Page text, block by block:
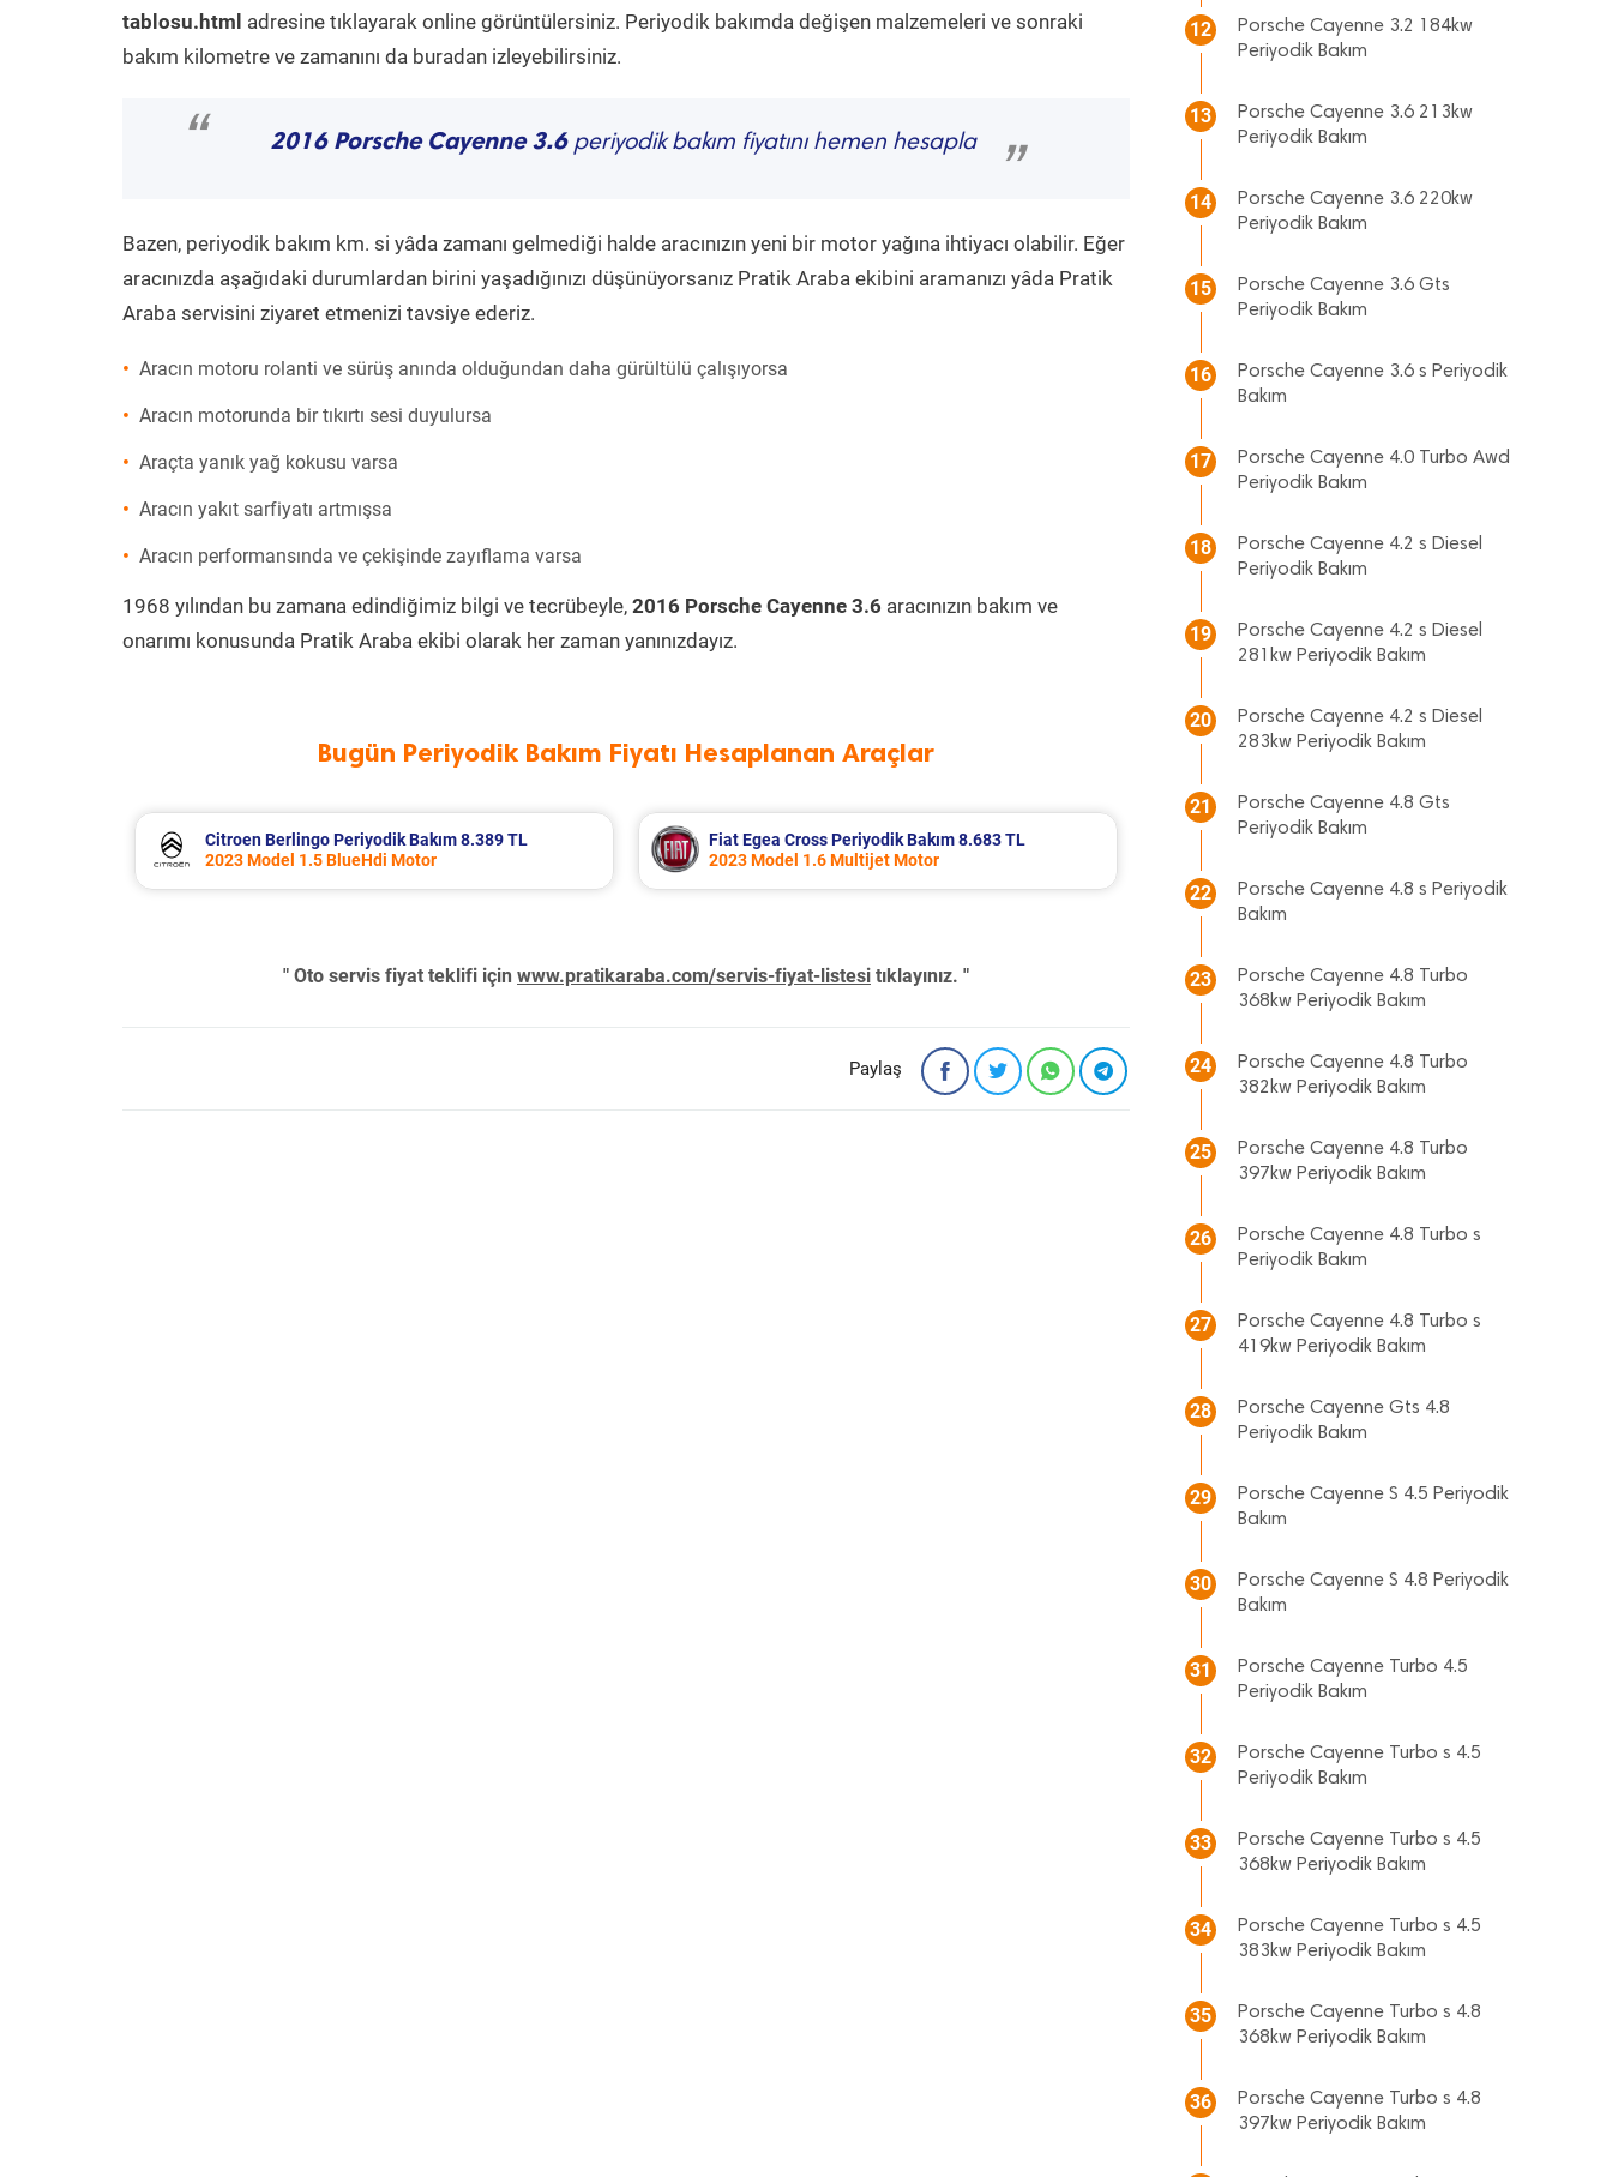
tablosu.html adresine tıklayarak online görüntülersiniz. Periyodik bakımda değişen malzemeleri ve sonraki
bakım kilometre ve zamanını da buradan izleyebilirsiniz.
“ 2016 Porsche Cayenne 3.6periyodik bakım fiyatını hemen hesapla
”
Bazen, periyodik bakım km. si yâda zamanı gelmediği halde aracınızın yeni bir motor yağına ihtiyacı olabilir. Eğer
aracınızda aşağıdaki durumlardan birini yaşadığınızı düşünüyorsanız Pratik Araba ekibini aramanızı yâda Pratik
Araba servisini ziyaret etmenizi tavsiye ederiz.
Aracın motoru rolanti ve sürüş anında olduğundan daha gürültülü çalışıyorsa
Aracın motorunda bir tıkırtı sesi duyulursa
Araçta yanık yağ kokusu varsa
Aracın yakıt sarfiyatı artmışsa
Aracın performansında ve çekişinde zayıflama varsa
1968 yılından bu zamana edindiğimiz bilgi ve tecrübeyle, 2016 Porsche Cayenne 3.6 aracınızın bakım ve
onarımı konusunda Pratik Araba ekibi olarak her zaman yanınızdayız.
Bugün Periyodik Bakım Fiyatı Hesaplanan Araçlar
Citroen Berlingo Periyodik Bakım 8.389 TL
2023 Model 1.5 BlueHdi Motor
Fiat Egea Cross Periyodik Bakım 8.683 TL
2023 Model 1.6 Multijet Motor
Hyundai Accent Era Periyodik Bakım 5.310 TL
" Oto servis fiyat teklifi için www.pratikaraba.com/servis-fiyat-listesi tıklayınız. "
Paylaş
12
Porsche Cayenne 3.2 184kw
Periyodik Bakım
13
Porsche Cayenne 3.6 213kw
Periyodik Bakım
14
Porsche Cayenne 3.6 220kw
Periyodik Bakım
15
Porsche Cayenne 3.6 Gts
Periyodik Bakım
16
Porsche Cayenne 3.6 s Periyodik
Bakım
17
Porsche Cayenne 4.0 Turbo Awd
Periyodik Bakım
18
Porsche Cayenne 4.2 s Diesel
Periyodik Bakım
19
Porsche Cayenne 4.2 s Diesel
281kw Periyodik Bakım
20
Porsche Cayenne 4.2 s Diesel
283kw Periyodik Bakım
21
Porsche Cayenne 4.8 Gts
Periyodik Bakım
22
Porsche Cayenne 4.8 s Periyodik
Bakım
23
Porsche Cayenne 4.8 Turbo
368kw Periyodik Bakım
24
Porsche Cayenne 4.8 Turbo
382kw Periyodik Bakım
25
Porsche Cayenne 4.8 Turbo
397kw Periyodik Bakım
26
Porsche Cayenne 4.8 Turbo s
Periyodik Bakım
27
Porsche Cayenne 4.8 Turbo s
419kw Periyodik Bakım
28
Porsche Cayenne Gts 4.8
Periyodik Bakım
29
Porsche Cayenne S 4.5 Periyodik
Bakım
30
Porsche Cayenne S 4.8 Periyodik
Bakım
31
Porsche Cayenne Turbo 4.5
Periyodik Bakım
32
Porsche Cayenne Turbo s 4.5
Periyodik Bakım
33
Porsche Cayenne Turbo s 4.5
368kw Periyodik Bakım
34
Porsche Cayenne Turbo s 4.5
383kw Periyodik Bakım
35
Porsche Cayenne Turbo s 4.8
368kw Periyodik Bakım
36
Porsche Cayenne Turbo s 4.8
397kw Periyodik Bakım